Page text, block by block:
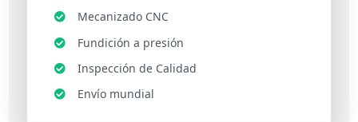
Mecanizado CNC
Fundición a presión
Inspección de Calidad
Envío mundial